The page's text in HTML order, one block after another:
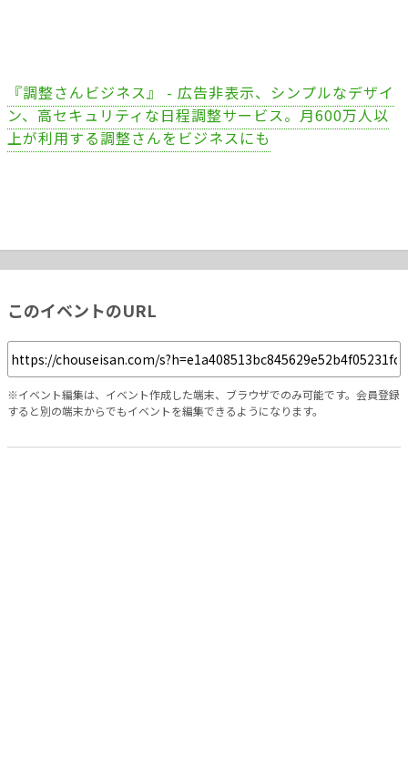
『調整さんビジネス』 - 広告非表示、シンプルなデザイ
ン、高セキュリティな日程調整サービス。月600万人以
上が利用する調整さんをビジネスにも
このイベントのURL
※イベント編集は、イベント作成した端末、ブラウザでのみ可能です。会員登録
すると別の端末からでもイベントを編集できるようになります。